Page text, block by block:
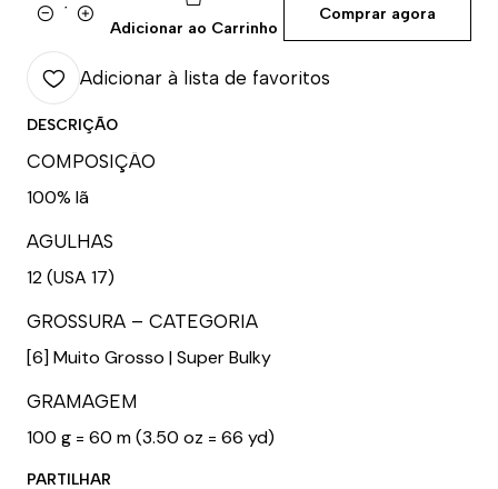
QuantidadeAdicionar ao Carrinho
Comprar agora
Adicionar à lista de favoritos
DESCRIÇÃO
COMPOSIÇÃO
100% lã
AGULHAS
12 (USA 17)
GROSSURA – CATEGORIA
[6] Muito Grosso | Super Bulky
GRAMAGEM
100 g = 60 m (3.50 oz = 66 yd)
PARTILHAR